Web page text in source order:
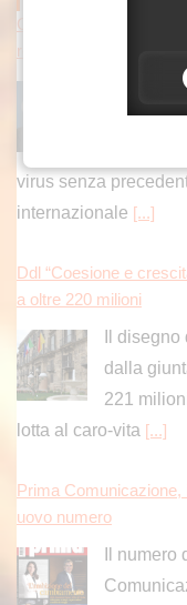
Covid, Conte “Piano
recedenti”
ROMA
2006 ha
virus senza
internazionale [...]
Ddl “Coesione e
a oltre 220 milioni
Il
dalla
221
lotta al caro-vita [...]
Prima Comunicazione,
uovo numero
Il